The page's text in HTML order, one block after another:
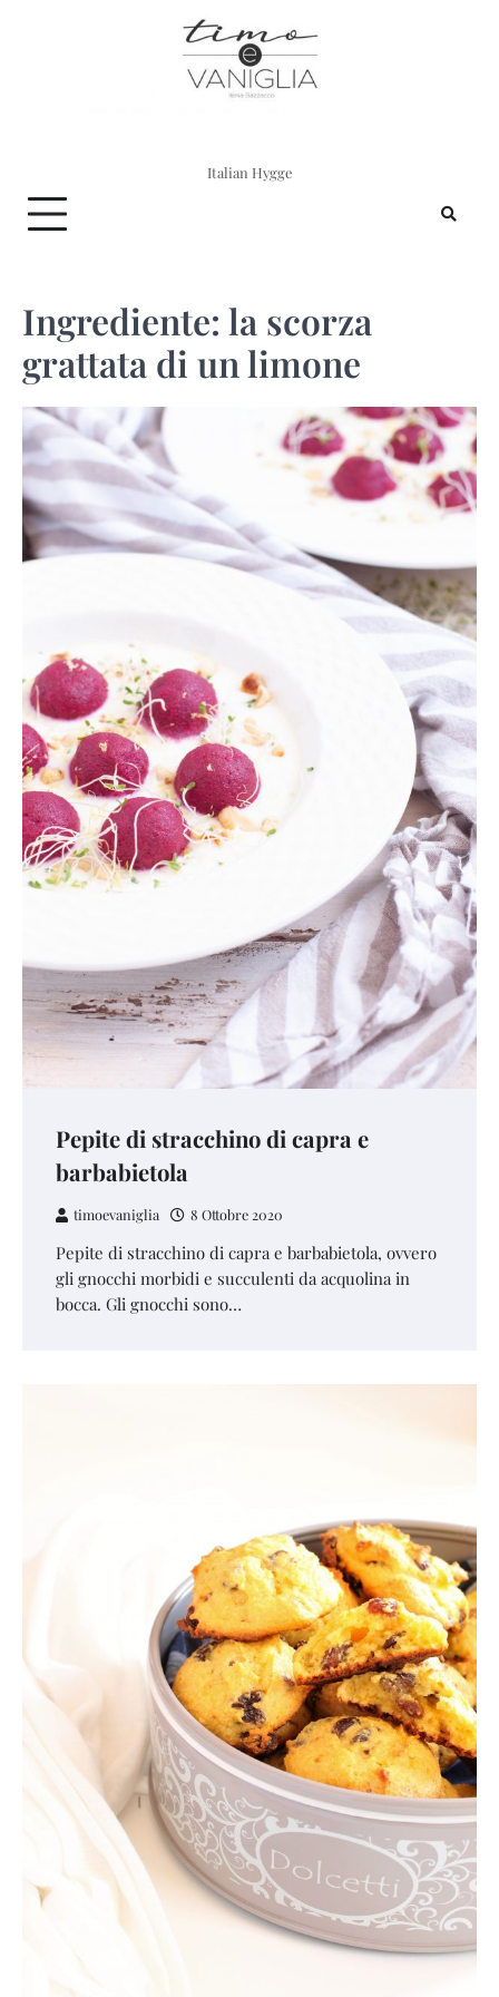
Italian Hygge
Ingrediente: la scorza
grattata di un limone
Pepite di stracchino di capra e
barbabietola
timoevaniglia 8 Ottobre 2020
Pepite di stracchino di capra e barbabietola, ovvero
gli gnocchi morbidi e succulenti da acquolina in
bocca. Gli gnocchi sono…